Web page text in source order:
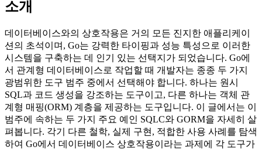
소개
데이터베이스와의 상호작용은 거의 모든 진지한 애플리케이
션의 초석이며, Go는 강력한 타이핑과 성능 특성으로 이러한
시스템을 구축하는 데 인기 있는 선택지가 되었습니다. Go에
서 관계형 데이터베이스로 작업할 때 개발자는 종종 두 가지
광범위한 도구 범주 중에서 선택해야 합니다. 하나는 원시
SQL과 코드 생성을 강조하는 도구이고, 다른 하나는 객체 관
계형 매핑(ORM) 계층을 제공하는 도구입니다. 이 글에서는 이
범주에 속하는 두 가지 주요 예인 SQLC와 GORM을 자세히 살
펴봅니다. 각기 다른 철학, 실제 구현, 적합한 사용 사례를 탐색
하여 Go에서 데이터베이스 상호작용이라는 과제에 각 도구가